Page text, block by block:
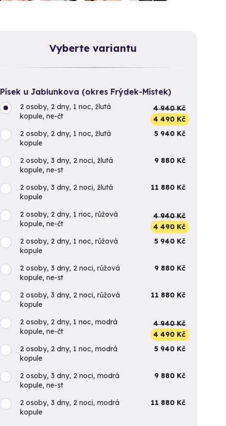
Vyberte variantu
Písek u Jablunkova (okres Frýdek-Místek)
2 osoby, 2 dny, 1 noc, žlutá
kopule, ne-čt
4 940 Kč
4 490 Kč
2 osoby, 2 dny, 1 noc, žlutá
kopule
5 940 Kč
2 osoby, 3 dny, 2 noci, žlutá
kopule, ne-st
9 880 Kč
2 osoby, 3 dny, 2 noci, žlutá
kopule
11 880 Kč
2 osoby, 2 dny, 1 noc, růžová
kopule, ne-čt
4 940 Kč
4 490 Kč
2 osoby, 2 dny, 1 noc, růžová
kopule
5 940 Kč
2 osoby, 3 dny, 2 noci, růžová
kopule, ne-st
9 880 Kč
2 osoby, 3 dny, 2 noci, růžová
kopule
11 880 Kč
2 osoby, 2 dny, 1 noc, modrá
kopule, ne-čt
4 940 Kč
4 490 Kč
2 osoby, 2 dny, 1 noc, modrá
kopule
5 940 Kč
2 osoby, 3 dny, 2 noci, modrá
kopule, ne-st
9 880 Kč
2 osoby, 3 dny, 2 noci, modrá
kopule
11 880 Kč